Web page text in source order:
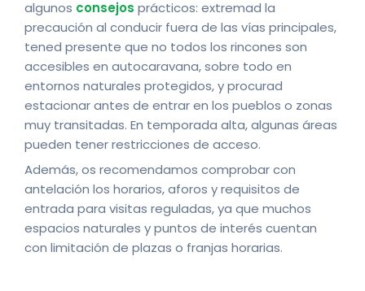
algunos consejos prácticos: extremad la
precaución al conducir fuera de las vías principales,
tened presente que no todos los rincones son
accesibles en autocaravana, sobre todo en
entornos naturales protegidos, y procurad
estacionar antes de entrar en los pueblos o zonas
muy transitadas. En temporada alta, algunas áreas
pueden tener restricciones de acceso.
Además, os recomendamos comprobar con
antelación los horarios, aforos y requisitos de
entrada para visitas reguladas, ya que muchos
espacios naturales y puntos de interés cuentan
con limitación de plazas o franjas horarias.